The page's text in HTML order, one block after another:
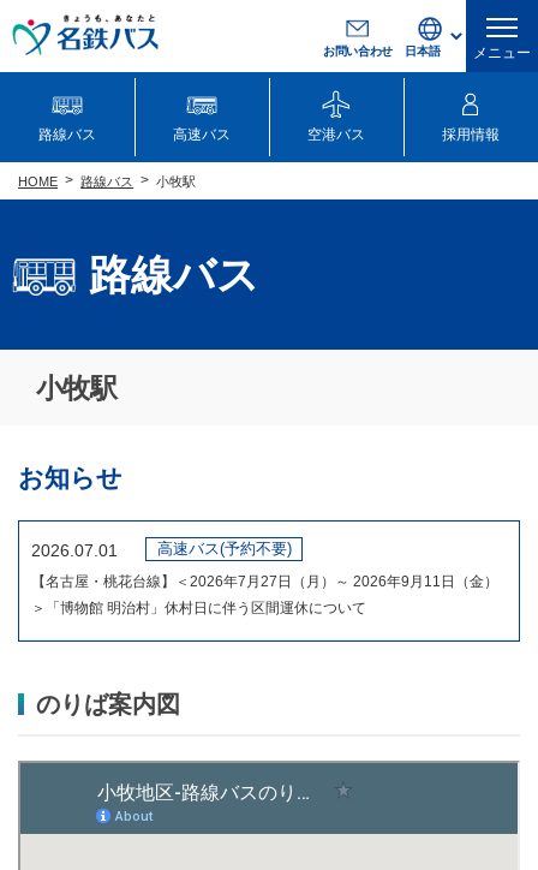
お問い合わせ メニュー
路線バス 高速バス 空港バス 採用情報
路線バス
HOME 路線バス 小牧駅
小牧駅
お知らせ
2026.07.01 高速バス(予約不要)
【名古屋・桃花台線】＜2026年7月27日（月）～ 2026年9月11日（金）
＞「博物館 明治村」休村日に伴う区間運休について
のりば案内図